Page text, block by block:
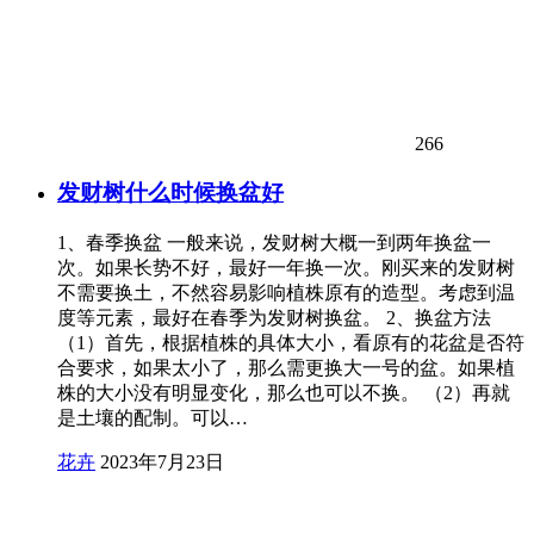
266
发财树什么时候换盆好
1、春季换盆 一般来说，发财树大概一到两年换盆一
次。如果长势不好，最好一年换一次。刚买来的发财树
不需要换土，不然容易影响植株原有的造型。考虑到温
度等元素，最好在春季为发财树换盆。 2、换盆方法
（1）首先，根据植株的具体大小，看原有的花盆是否符
合要求，如果太小了，那么需更换大一号的盆。如果植
株的大小没有明显变化，那么也可以不换。 （2）再就
是土壤的配制。可以…
花卉 2023年7月23日